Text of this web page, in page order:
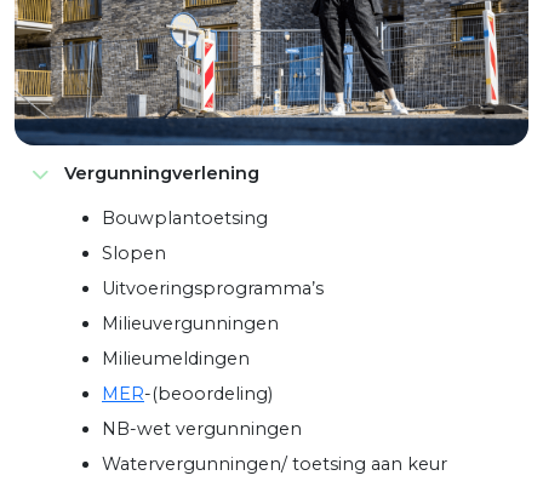
Vergunningverlening
Bouwplantoetsing
Slopen
Uitvoeringsprogramma’s
Milieuvergunningen
Milieumeldingen
MER-(beoordeling)
NB-wet vergunningen
Watervergunningen/ toetsing aan keur